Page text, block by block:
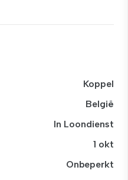
Koppel
België
In Loondienst
1 okt
Onbeperkt